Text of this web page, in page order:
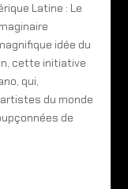
Latine : Le
idée du
cette initiative
qui,
du monde
de